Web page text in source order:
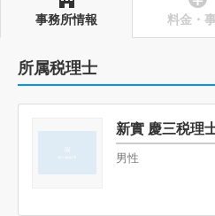
事務所情報 料金・
所属税理士
新實 慶三税理
男性